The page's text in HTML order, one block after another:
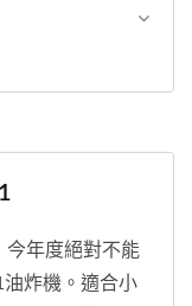
今年度絕對不能
炸機。適合小